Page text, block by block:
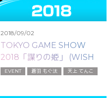
2018/09/02
TOKYO GAME SHOW
2018「謀りの姫」 (WISH
INTERCTIVE)ブース出演
EVENT 蒼羽 もぐ汰 天上 てんこ